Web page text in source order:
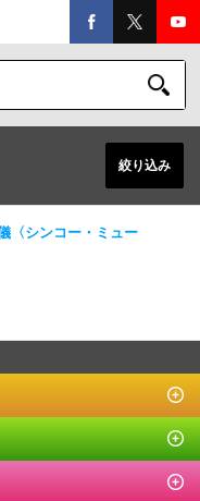
絞り込み
〈シンコー・ミュー